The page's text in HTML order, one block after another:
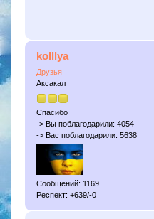
kolllya
Друзья
Аксакал
Спасибо
-> Вы поблагодарили: 4054
-> Вас поблагодарили: 5638
Сообщений: 1169
Респект: +639/-0